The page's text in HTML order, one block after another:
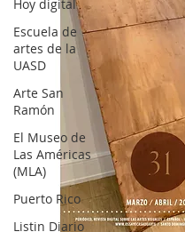
Hoy digital
Escuela de
artes de la
UASD
Arte San
Ramón
El Museo de
Las Américas
(MLA)
Puerto Rico
Listin Diario